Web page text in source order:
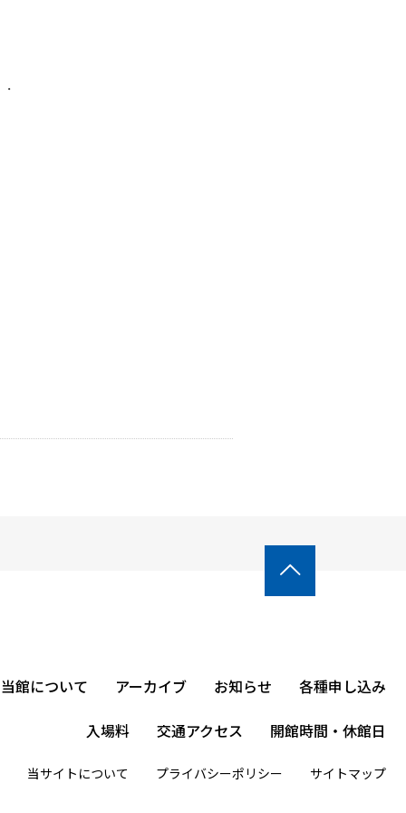

当館について アーカイブ お知らせ 各種申し込み
入場料 交通アクセス 開館時間・休館日
当サイトについて プライバシーポリシー サイトマップ